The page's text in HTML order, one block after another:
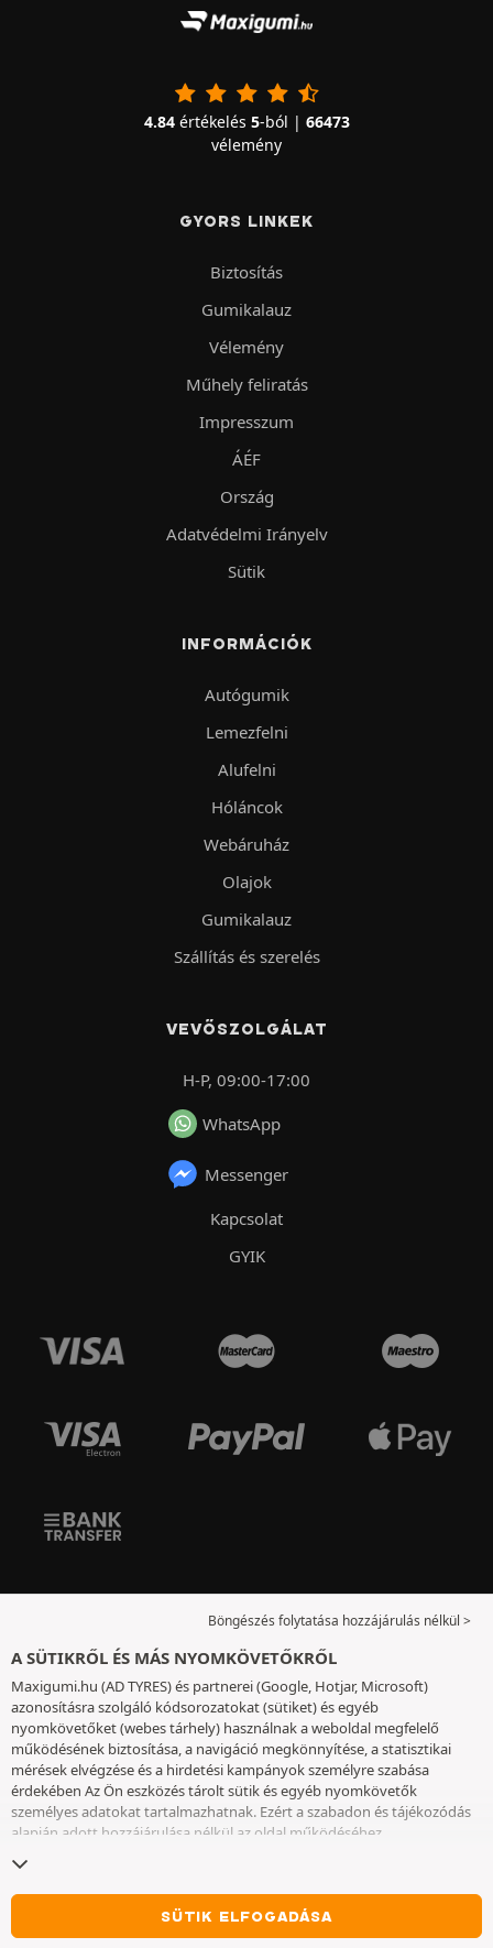
4.84értékelés 5-ból | 66473
vélemény
GYORS LINKEK
Biztosítás
Gumikalauz
Vélemény
Műhely feliratás
Impresszum
ÁÉF
Ország
Adatvédelmi Irányelv
Sütik
INFORMÁCIÓK
Autógumik
Lemezfelni
Alufelni
Hóláncok
Webáruház
Olajok
Gumikalauz
Szállítás és szerelés
VEVŐSZOLGÁLAT
H-P, 09:00-17:00
WhatsApp
Messenger
Kapcsolat
GYIK
Böngészés folytatása hozzájárulás nélkül >
A SÜTIKRŐL ÉS MÁS NYOMKÖVETŐKRŐL
Maxigumi.hu (AD TYRES) és partnerei (Google, Hotjar, Microsoft)
azonosításra szolgáló kódsorozatokat (sütiket) és egyéb
nyomkövetőket (webes tárhely) használnak a weboldal megfelelő
működésének biztosítása, a navigáció megkönnyítése, a statisztikai
mérések elvégzése és a hirdetési kampányok személyre szabása
érdekében Az Ön eszközés tárolt sütik és egyéb nyomkövetők
személyes adatokat tartalmazhatnak. Ezért a szabadon és tájékozódás
alapján adott hozzájárulása nélkül az oldal működéséhez
nyomkövetőket az eszközén. Az Ön által választott beállításokat 6
hónapig őrizzük meg. A hozzájárulását bármikor visszavonhatja aSütik
és egyéb nyomkövetőkoldalon. Ön dönthet úgy, hogy a böngészést a
sütik vagy más nyomkövetők elhelyezésének elfogadása nélkül
SÜTIK ELFOGADÁSA